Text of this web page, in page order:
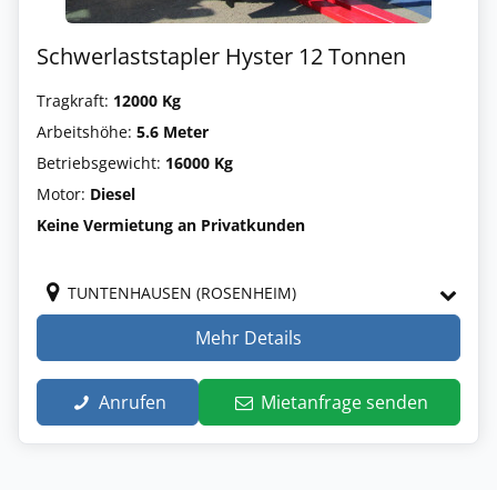
Schwerlaststapler Hyster 12 Tonnen
Tragkraft: 12000 Kg
Arbeitshöhe: 5.6 Meter
Betriebsgewicht: 16000 Kg
Motor: Diesel
Keine Vermietung an Privatkunden
TUNTENHAUSEN (ROSENHEIM)
Mehr Details
Anrufen Mietanfrage senden